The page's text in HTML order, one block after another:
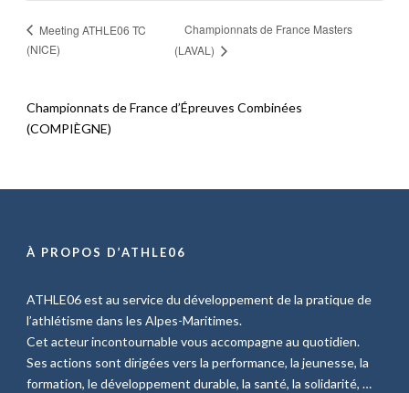
Meeting ATHLE06 TC
(NICE)
Championnats de France Masters
(LAVAL)
Championnats de France d’Épreuves Combinées
(COMPIÈGNE)
À PROPOS D’ATHLE06
ATHLE06 est au service du développement de la pratique de
l’athlétisme dans les Alpes-Maritimes.
Cet acteur incontournable vous accompagne au quotidien.
Ses actions sont dirigées vers la performance, la jeunesse, la
formation, le développement durable, la santé, la solidarité, …